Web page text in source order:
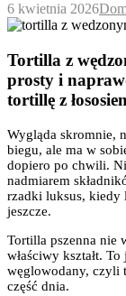
6 kwietnia 2026
Tortilla z
prosty i
tortillę z
Wygląda skromnie,
biegu, ale ma w
dopiero po chwili.
nadmiarem
rzadki luksus, kiedy
jeszcze.
Tortilla pszenna nie
właściwy kształt.
węglowodany, czyli
część dnia.